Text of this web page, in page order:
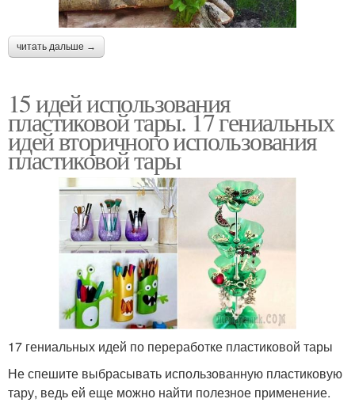
читать дальше →
15 идей использования
пластиковой тары. 17 гениальных
идей вторичного использования
пластиковой тары
17 гениальных идей по переработке пластиковой тары
Не спешите выбрасывать использованную пластиковую
тару, ведь ей еще можно найти полезное применение.